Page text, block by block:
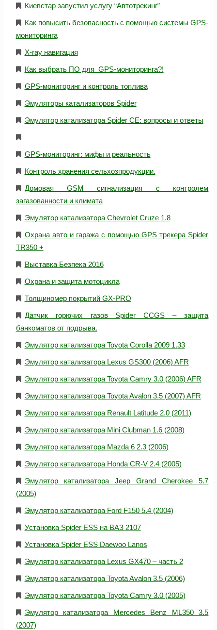
Киевстар запустил услугу “Автотрекинг”
Как повысить безопасность с помощью системы GPS-
мониторинга
X-ray навигация
Как выбрать ПО для GPS-мониторинга?!
GPS-мониторинг и контроль топлива
Эмуляторы катализаторов Spider
Эмулятор катализатора Spider CE: вопросы и ответы
GPS-мониторинг: мифы и реальность
Контроль хранения сельхозпродукции.
Домовая GSM сигнализация с контролем
загазованности и климата
Эмулятор катализатора Chevrolet Cruze 1.8
Охрана авто и гаража с помощью GPS трекера Spider
TR350 +
Выставка Безпека 2016
Охрана и защита мотоцикла
Толщиномер покрытий GX-PRO
Датчик горючих газов Spider CCGS – защита
банкоматов от подрыва.
Эмулятор катализатора Toyota Corolla 2009 1.33
Эмулятор катализатора Lexus GS300 (2006) AFR
Эмулятор катализатора Toyota Camry 3.0 (2006) AFR
Эмулятор катализатора Toyota Avalon 3.5 (2007) AFR
Эмулятор катализатора Renault Latitude 2.0 (2011)
Эмулятор катализатора Mini Clubman 1.6 (2008)
Эмулятор катализатора Mazda 6 2.3 (2006)
Эмулятор катализатора Honda CR-V 2.4 (2005)
Эмулятор катализатора Jeep Grand Cherokee 5.7
(2005)
Эмулятор катализатора Ford F150 5.4 (2004)
Установка Spider ESS на ВАЗ 2107
Установка Spider ESS Daewoo Lanos
Эмулятор катализатора Lexus GX470 – часть 2
Эмулятор катализатора Toyota Avalon 3.5 (2006)
Эмулятор катализатора Toyota Camry 3.0 (2005)
Эмулятор катализатора Mercedes Benz ML350 3.5
(2007)